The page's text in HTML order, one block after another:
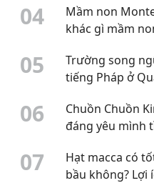
04
Mầm non
khác gì mầm
05
Trường song
tiếng Pháp ở
06
Chuồn Chuồn
đáng yêu mình
07
Hạt macca có
bầu không? Lợi